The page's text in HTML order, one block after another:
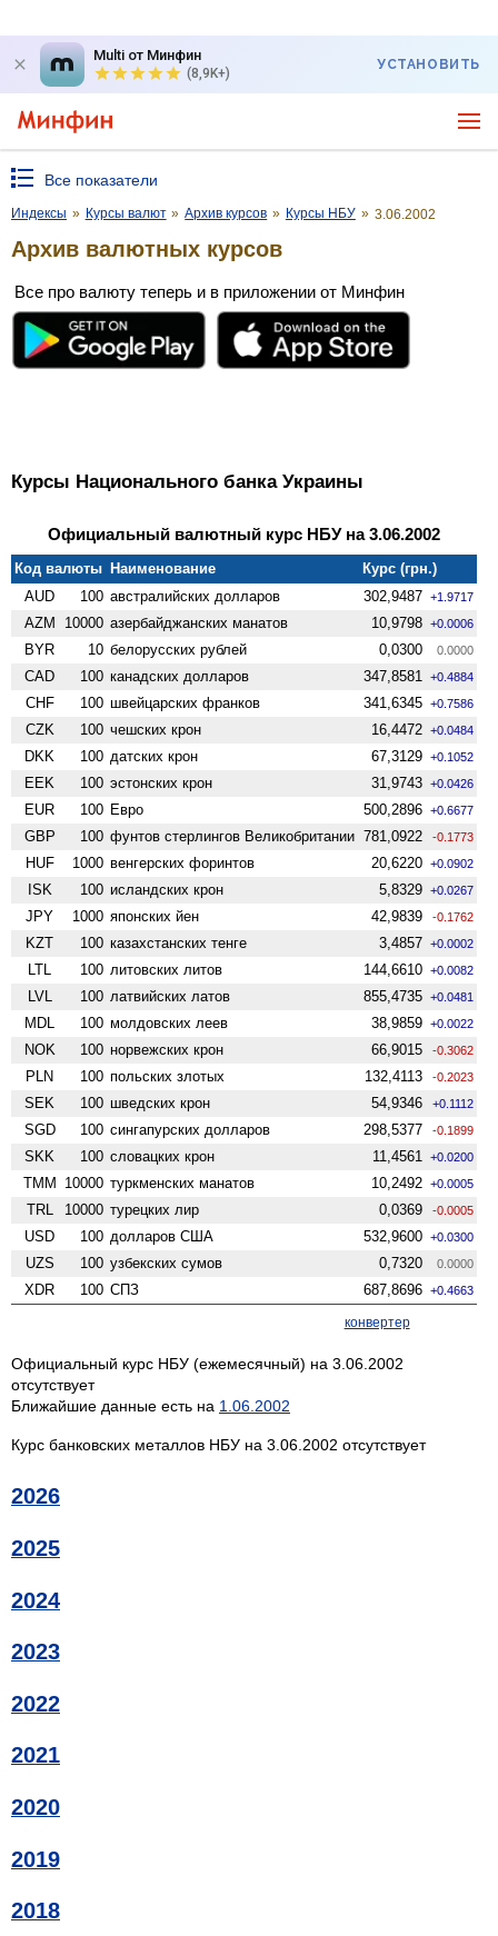
Multi от Минфин
(8,9K+)
УСТАНОВИТЬ
Все показатели
Индексы » Курсы валют » Архив курсов » Курсы НБУ » 3.06.2002
Архив валютных курсов
Все про валюту теперь и в приложении от Минфин
Курсы Национального банка Украины
Официальный валютный курс НБУ на 3.06.2002
Код валюты Наименование
Курс (грн.)
AUD
100 австралийских долларов 302,9487 +1.9717
AZM 10000 азербайджанских манатов 10,9798 +0.0006
BYR 10 белорусских рублей 0,0300 0.0000
CAD 100 канадских долларов 347,8581 +0.4884
CHF 100 швейцарских франков 341,6345 +0.7586
CZK 100 чешских крон 16,4472 +0.0484
DKK 100 датских крон 67,3129 +0.1052
EEK 100 эстонских крон 31,9743 +0.0426
EUR 100 Евро 500,2896 +0.6677
GBP 100 фунтов стерлингов Велико­британии 781,0922 -0.1773
HUF 1000 венгерских форинтов 20,6220 +0.0902
ISK 100 исландских крон 5,8329 +0.0267
JPY 1000 японских йен 42,9839 -0.1762
KZT 100 казахстанских тенге 3,4857 +0.0002
LTL 100 литовских литов 144,6610 +0.0082
LVL 100 латвийских латов 855,4735 +0.0481
MDL 100 молдовских леев 38,9859 +0.0022
NOK 100 норвежских крон 66,9015 -0.3062
PLN 100 польских злотых 132,4113 -0.2023
SEK 100 шведских крон 54,9346 +0.1112
SGD 100 сингапурских долларов 298,5377 -0.1899
SKK 100 словацких крон 11,4561 +0.0200
TMM 10000 туркменских манатов 10,2492 +0.0005
TRL 10000 турецких лир 0,0369 -0.0005
USD 100 долларов США 532,9600 +0.0300
UZS 100 узбекских сумов 0,7320 0.0000
XDR 100 СПЗ 687,8696 +0.4663
конвертер
Официальный курс НБУ (ежемесячный) на 3.06.2002
отсутствует
Ближайшие данные есть на 1.06.2002
Курс банковских металлов НБУ на 3.06.2002 отсутствует
2026
2025
2024
2023
2022
2021
2020
2019
2018